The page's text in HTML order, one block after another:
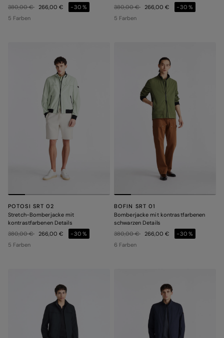
Preis reduziert von
380,00 €auf266,00 €
-30%
5 Farben
Preis reduziert von
380,00 €auf266,00 €
-30%
5 Farben
POTOSI SRT 02
Stretch-Bomberjacke mit
kontrastfarbenen Details
Preis reduziert von
380,00 €auf266,00 €
-30%
5 Farben
BOFIN SRT 01
Bomberjacke mit kontrastfarbenen
schwarzen Details
Preis reduziert von
380,00 €auf266,00 €
-30%
6 Farben